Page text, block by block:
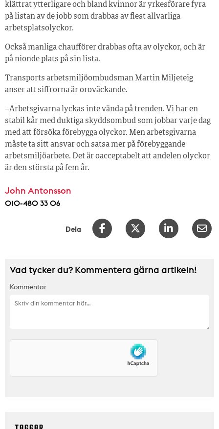
klättrat ytterligare och bland kvinnor är yrkesförare fyra
på listan av de jobb som drabbas av flest allvarliga
arbetsplatsolyckor.
Också manliga chaufförer drabbas ofta av olyckor, och är
på nionde plats på sin lista.
Transports arbetsmiljöombudsman Martin Miljeteig
anser att siffrorna är oroväckande.
– Arbetsgivarna lyckas inte vända på trenden. Vi har en
stabil kår med duktiga skyddsombud som jobbar varje dag
med att försöka förebygga olyckor. Men arbetsgivarna
måste ta sitt ansvar och satsa mer på förebyggande
arbetsmiljöarbete. Det är oacceptabelt att andelen olyckor
är den största på fem år.
John Antonsson
010-480 33 06
Dela
Vad tycker du? Kommentera gärna artikeln!
Kommentar